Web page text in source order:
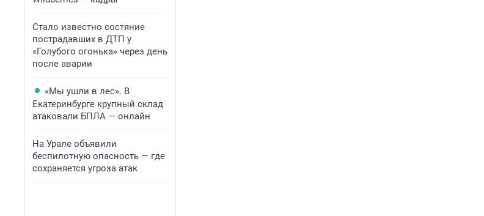
Стало известно состяние
пострадавших в ДТП у
«Голубого огонька» через день
после аварии
«Мы ушли в лес». В
Екатеринбурге крупный склад
атаковали БПЛА — онлайн
На Урале объявили
беспилотную опасность — где
сохраняется угроза атак